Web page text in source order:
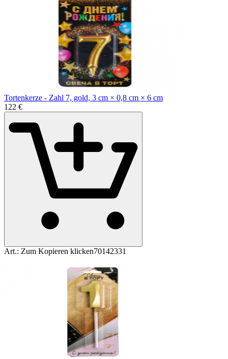
Tortenkerze - Zahl 7, gold, 3 cm × 0,8 cm × 6 cm
1 22 €
Art.: Zum Kopieren klicken70142331